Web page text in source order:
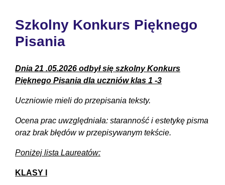
Szkolny Konkurs Pięknego
Pisania
Dnia 21 .05.2026 odbył się szkolny Konkurs
Pięknego Pisania dla uczniów klas 1 -3
Uczniowie mieli do przepisania teksty.
Ocena prac uwzględniała: staranność i estetykę pisma
oraz brak błędów w przepisywanym tekście.
Poniżej lista Laureatów:
KLASY I